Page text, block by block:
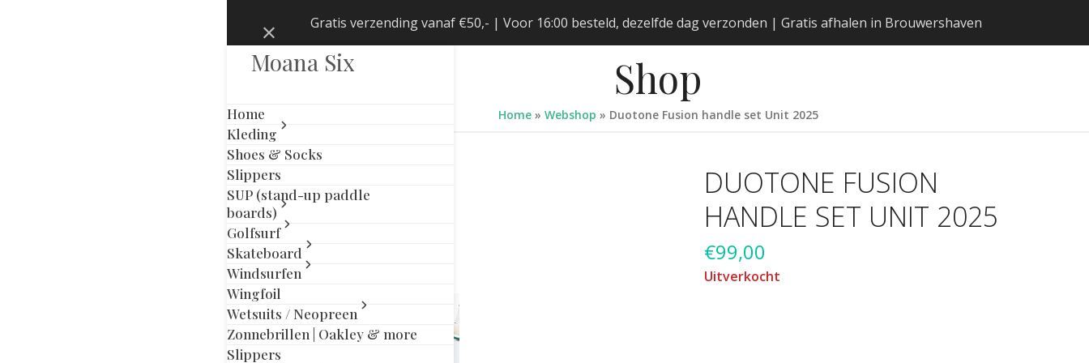
Gratis verzending vanaf €50,- | Voor 16:00 besteld, dezelfde dag verzonden | Gratis afhalen in Brouwershaven
Negeren
Moana Six
Home
Kleding
Shoes & Socks
Slippers
SUP (stand-up paddle
boards)
Golfsurf
Skateboard
Windsurfen
Wingfoil
Wetsuits / Neopreen
Zonnebrillen | Oakley & more
Slippers
Shop
Home» Webshop » Duotone Fusion handle set Unit 2025
previous
slide
next
slide
DUOTONE FUSION
HANDLE SET UNIT 2025
€99,00
Uitverkocht